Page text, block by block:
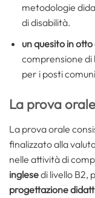
metodologie
di disabilità.
un quesito in
comprensione di
per i posti
La prova orale
La prova orale
finalizzato alla
nelle attività di
inglesedi livello B2,
progettazione